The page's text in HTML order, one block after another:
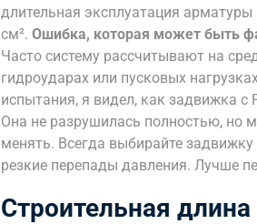
длительная эксплуатация
см². Ошибка, которая может быть
Часто систему рассчитывают на
гидроударах или пусковых
испытания, я видел, как задвижка с
Она не разрушилась полностью, но
менять. Всегда выбирайте
резкие перепады давления. Лучше
Строительная длина